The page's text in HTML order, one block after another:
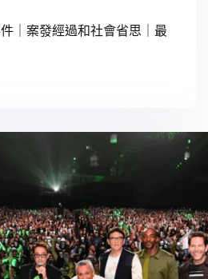
｜案發經過和社會省思｜最